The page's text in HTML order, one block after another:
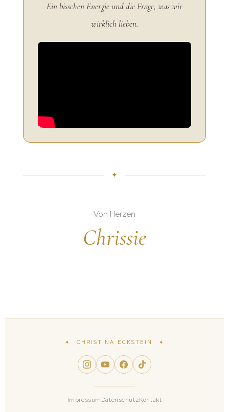
Ein bisschen Energie und die Frage, was wir
wirklich lieben.
✦
Von Herzen
Chrissie
✦ CHRISTINA ECKSTEIN ✦
Impressum DatenschutzKontakt